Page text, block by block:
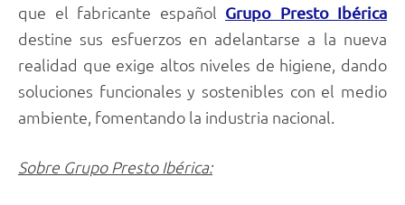
que el fabricante español Grupo Presto Ibérica
destine sus esfuerzos en adelantarse a la nueva
realidad que exige altos niveles de higiene, dando
soluciones funcionales y sostenibles con el medio
ambiente, fomentando la industria nacional.
Sobre Grupo Presto Ibérica: